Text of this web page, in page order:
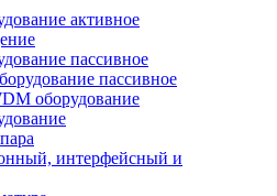
активное
пассивное
пассивное
оборудование
интерфейсный и